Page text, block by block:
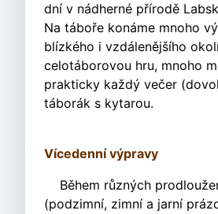
dní v nádherné přírodě
Na táboře konáme mnoho
blízkého i vzdálenějšího
celotáborovou hru, mnoho
prakticky každý večer
táborák s kytarou.
Vícedenní výpravy
Během různých
(podzimní, zimní a jarní